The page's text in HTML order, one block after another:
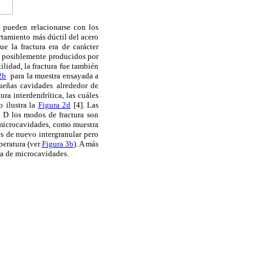
relacionarse con los
más dúctil del acero
la fractura era de carácter
posiblemente producidos por
la fractura fue también
para la muestra ensayada a
cavidades alrededor de
interdendrítica, las cuáles
ilustra la Figura 2d [4]. Las
los modos de fractura son
como muestra
de nuevo intergranular pero
(verFigura 3b). A más
de microcavidades.